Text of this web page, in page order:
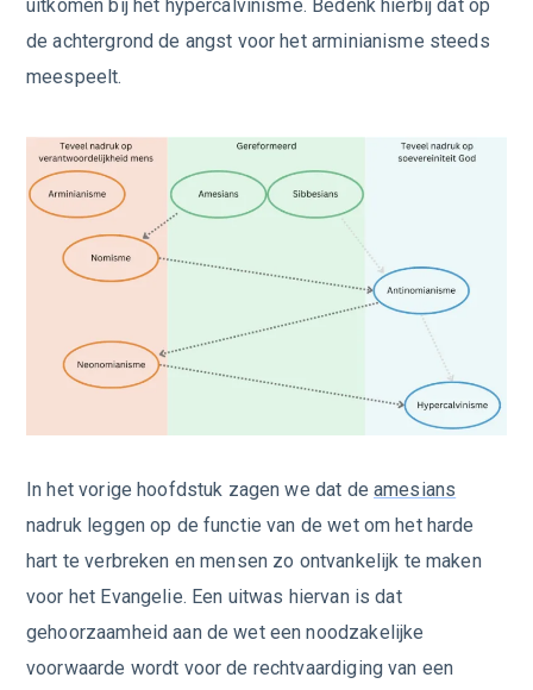
uitkomen bij het hypercalvinisme. Bedenk hierbij dat op
de achtergrond de angst voor het arminianisme steeds
meespeelt.
In het vorige hoofdstuk zagen we dat de amesians
nadruk leggen op de functie van de wet om het harde
hart te verbreken en mensen zo ontvankelijk te maken
voor het Evangelie. Een uitwas hiervan is dat
gehoorzaamheid aan de wet een noodzakelijke
voorwaarde wordt voor de rechtvaardiging van een